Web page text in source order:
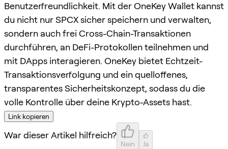
Benutzerfreundlichkeit. Mit der OneKey Wallet kannst
du nicht nur SPCX sicher speichern und verwalten,
sondern auch frei Cross-Chain-Transaktionen
durchführen, an DeFi-Protokollen teilnehmen und
mit DApps interagieren. OneKey bietet Echtzeit-
Transaktionsverfolgung und ein quelloffenes,
transparentes Sicherheitskonzept, sodass du die
volle Kontrolle über deine Krypto-Assets hast.
Link kopieren
War dieser Artikel hilfreich?
Nein Ja